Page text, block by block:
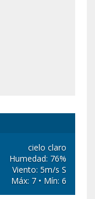
cielo claro
Humedad: 76%
Viento: 5m/s S
Máx: 7 • Mín: 6